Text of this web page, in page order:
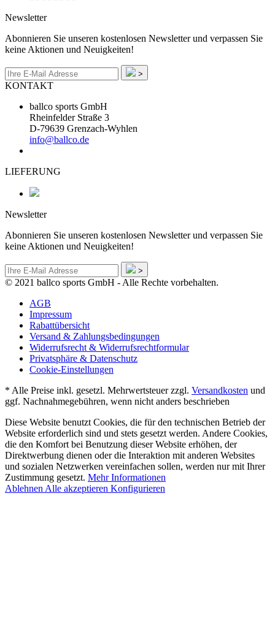
Newsletter
Abonnieren Sie unseren kostenlosen Newsletter und verpassen Sie
keine Aktionen und Neuigkeiten!
>
KONTAKT
ballco sports GmbH
Rheinfelder Straße 3
D-79639 Grenzach-Wyhlen
info@ballco.de
LIEFERUNG
Newsletter
Abonnieren Sie unseren kostenlosen Newsletter und verpassen Sie
keine Aktionen und Neuigkeiten!
>
© 2021 ballco sports GmbH - Alle Rechte vorbehalten.
AGB
Impressum
Rabattübersicht
Versand & Zahlungsbedingungen
Widerrufsrecht & Widerrufsrechtformular
Privatsphäre & Datenschutz
Cookie-Einstellungen
* Alle Preise inkl. gesetzl. Mehrwertsteuer zzgl. Versandkosten und
ggf. Nachnahmegebühren, wenn nicht anders beschrieben
Diese Website benutzt Cookies, die für den technischen Betrieb der
Website erforderlich sind und stets gesetzt werden. Andere Cookies,
die den Komfort bei Benutzung dieser Website erhöhen, der
Direktwerbung dienen oder die Interaktion mit anderen Websites
und sozialen Netzwerken vereinfachen sollen, werden nur mit Ihrer
Zustimmung gesetzt. Mehr Informationen
Ablehnen Alle akzeptieren Konfigurieren